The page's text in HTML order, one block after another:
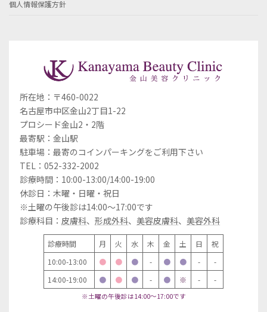
個人情報保護方針
所在地：〒460-0022
名古屋市中区金山2丁目1-22
プロシード金山2・2階
最寄駅：金山駅
駐車場：最寄のコインパーキングをご利用下さい
TEL：052-332-2002
診療時間：10:00-13:00/14:00-19:00
休診日：木曜・日曜・祝日
※土曜の午後診は14:00～17:00です
診療科目： 皮膚科、 形成外科、 美容皮膚科、 美容外科
診療時間 月 火 水 木 金 土 日
祝
10:00-13:00
● ● ● - ● ● -
-
14:00-19:00
● ● ● - ● ※ - -
※土曜の午後診は14:00～17:00です